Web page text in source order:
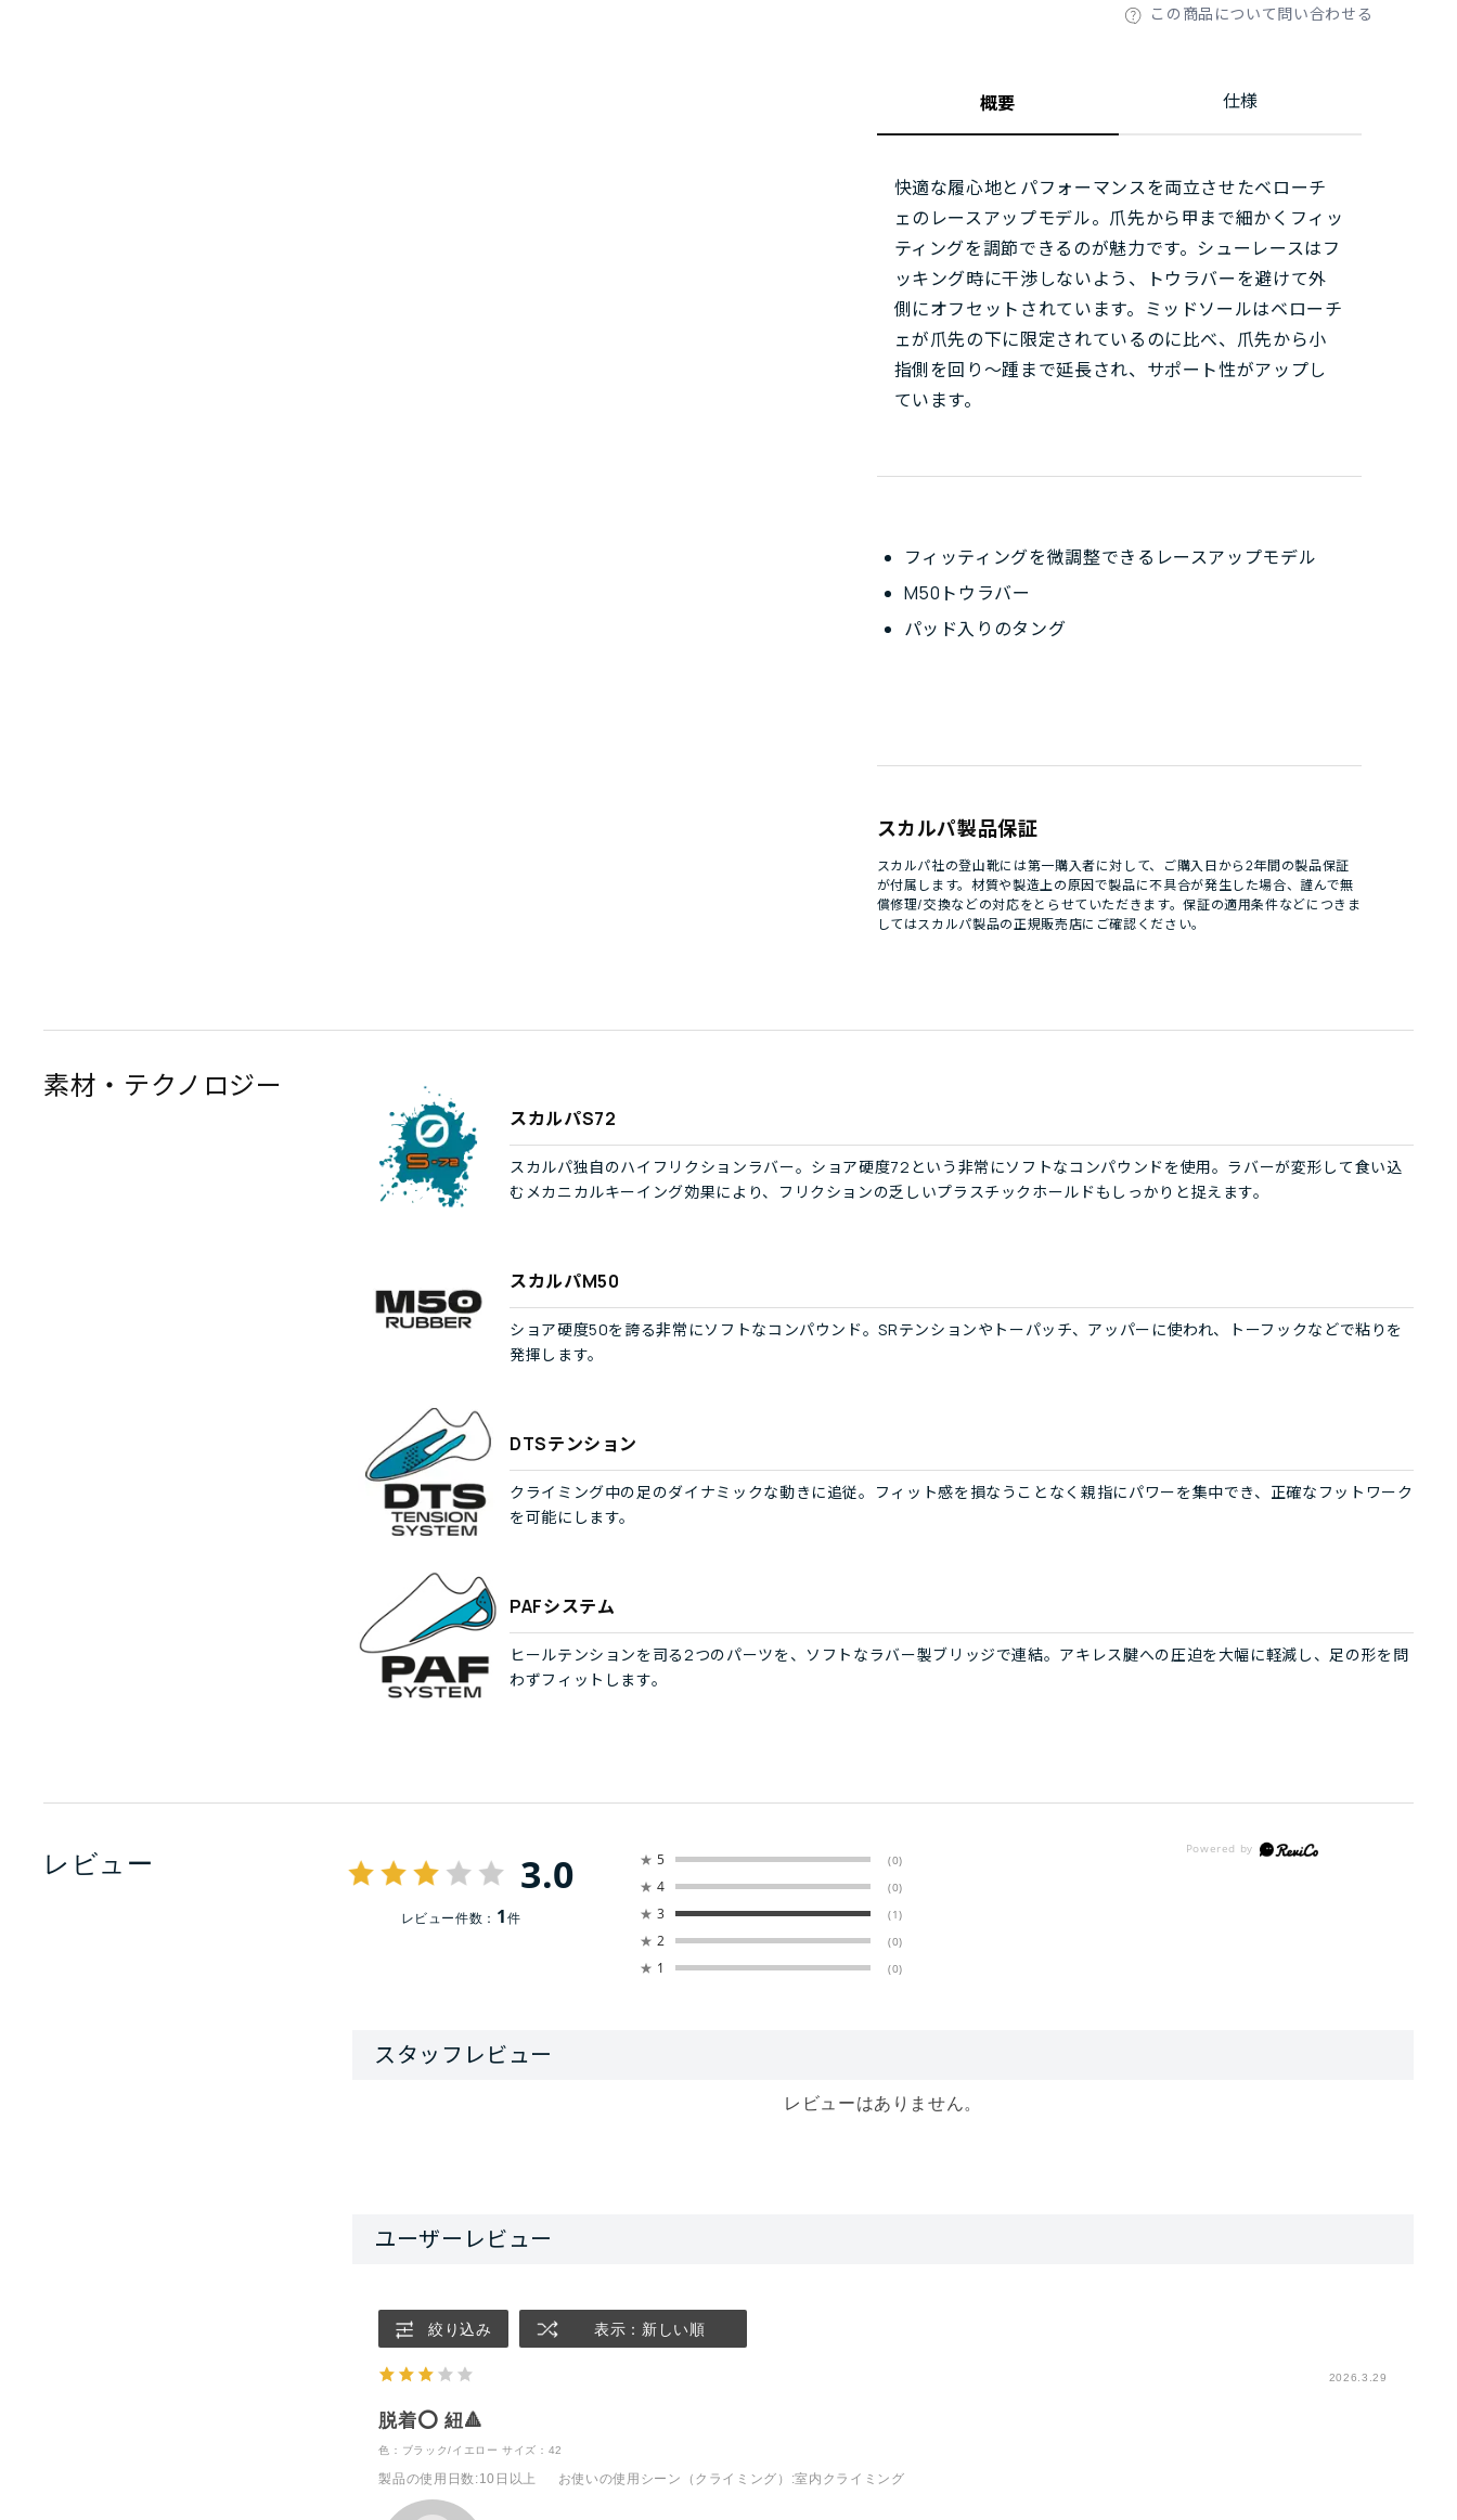
この商品について問い合わせる
概要 仕様
快適な履心地とパフォーマンスを両立させたベローチ
ェのレースアップモデル。爪先から甲まで細かくフィッ
ティングを調節できるのが魅力です。シューレースはフ
ッキング時に干渉しないよう、トウラバーを避けて外
側にオフセットされています。ミッドソールはベローチ
ェが爪先の下に限定されているのに比べ、爪先から小
指側を回り～踵まで延長され、サポート性がアップし
ています。
スカルパ製品保証
スカルパ社の登山靴には第一購入者に対して、ご購入日から2年間の製品保証
が付属します。材質や製造上の原因で製品に不具合が発生した場合、謹んで無
償修理/交換などの対応をとらせていただきます。保証の適用条件などにつきま
してはスカルパ製品の正規販売店にご確認ください。
フィッティングを微調整できるレースアップモデル
M50トウラバー
パッド入りのタング
素材・テクノロジー
スカルパS72
スカルパ独自のハイフリクションラバー。ショア硬度72という非常にソフトなコンパウンドを使用。ラバーが変形して食い込
むメカニカルキーイング効果により、フリクションの乏しいプラスチックホールドもしっかりと捉えます。
スカルパM50
ショア硬度50を誇る非常にソフトなコンパウンド。SRテンションやトーパッチ、アッパーに使われ、トーフックなどで粘りを
発揮します。
DTSテンション
クライミング中の足のダイナミックな動きに追従。フィット感を損なうことなく親指にパワーを集中でき、正確なフットワーク
を可能にします。
PAFシステム
ヒールテンションを司る2つのパーツを、ソフトなラバー製ブリッジで連結。アキレス腱への圧迫を大幅に軽減し、足の形を問
わずフィットします。
レビュー 3.0
レビュー件数： 1件
★ 5 (0)
★ 4 (0)
★ 3 (1)
★ 2 (0)
★ 1 (0)
絞り込み 表示：新しい順
2026.3.29
脱着⭕️ 紐🔺
色：ブラック/イエロー サイズ：42
製品の使用日数 :10日以上 お使いの使用シーン（クライミング） :室内クライミング
レビューはありません。